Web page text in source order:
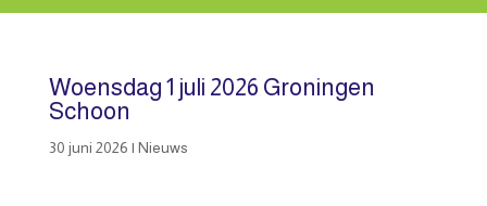
Woensdag 1 juli 2026 Groningen
Schoon
30 juni 2026 | Nieuws